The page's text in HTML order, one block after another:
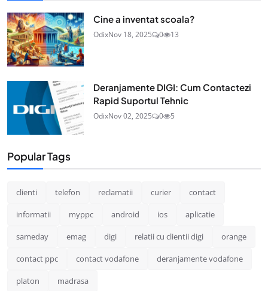
Cine a inventat scoala?
OdixNov 18, 2025 0 13
Deranjamente DIGI: Cum Contactezi
Rapid Suportul Tehnic
OdixNov 02, 2025 0 5
Popular Tags
clienti telefon reclamatii curier contact
informatii myppc android ios aplicatie
sameday emag digi relatii cu clientii digi orange
contact ppc contact vodafone deranjamente vodafone
platon madrasa